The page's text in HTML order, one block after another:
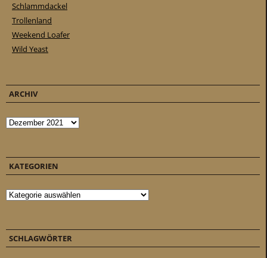
Schlammdackel
Trollenland
Weekend Loafer
Wild Yeast
ARCHIV
Archiv
KATEGORIEN
Kategorien
SCHLAGWÖRTER